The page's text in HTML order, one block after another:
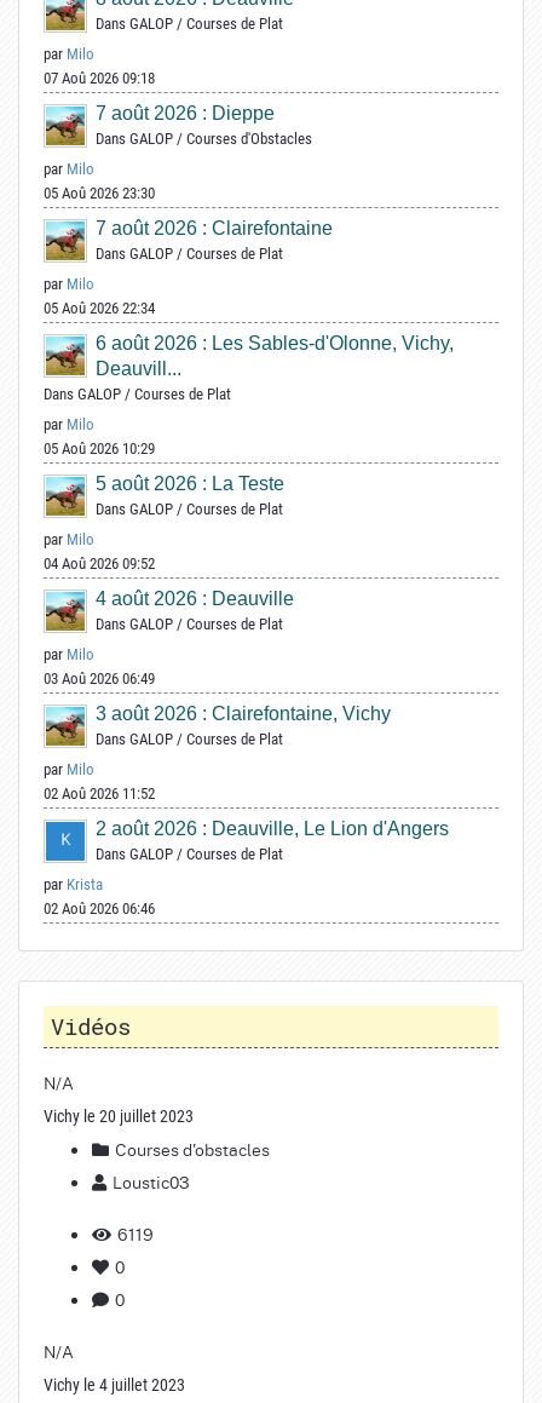
Dans GALOP / Courses de Plat
par Milo
07 Aoû 2026 09:18
7 août 2026 : Dieppe
Dans GALOP / Courses d'Obstacles
par Milo
05 Aoû 2026 23:30
7 août 2026 : Clairefontaine
Dans GALOP / Courses de Plat
par Milo
05 Aoû 2026 22:34
6 août 2026 : Les Sables-d'Olonne, Vichy,
Deauvill...
Dans GALOP / Courses de Plat
par Milo
05 Aoû 2026 10:29
5 août 2026 : La Teste
Dans GALOP / Courses de Plat
par Milo
04 Aoû 2026 09:52
4 août 2026 : Deauville
Dans GALOP / Courses de Plat
par Milo
03 Aoû 2026 06:49
3 août 2026 : Clairefontaine, Vichy
Dans GALOP / Courses de Plat
par Milo
02 Aoû 2026 11:52
2 août 2026 : Deauville, Le Lion d'Angers
Dans GALOP / Courses de Plat
par Krista
02 Aoû 2026 06:46
Vidéos
N/A
Vichy le 20 juillet 2023
Courses d'obstacles
Loustic03
6119
0
0
N/A
Vichy le 4 juillet 2023